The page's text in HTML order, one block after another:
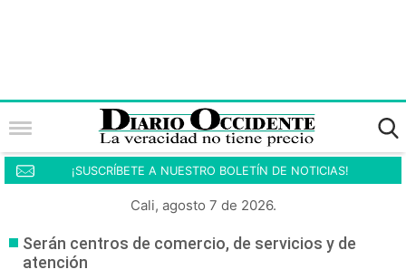
¡SUSCRÍBETE A NUESTRO BOLETÍN DE NOTICIAS!
Cali, agosto 7 de 2026.
Serán centros de comercio, de servicios y de
atención